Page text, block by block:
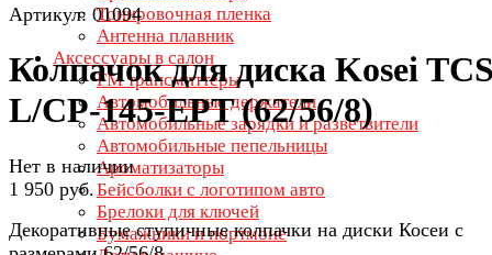
Тонировочная пленка
Антенна плавник
Аксессуары в салон
FM трансмиттеры
Автомобильные держатели
Автомобильные зарядки и разветвители
Автомобильные пепельницы
Ароматизаторы
Бейсболки с логотипом авто
Брелоки для ключей
Бумажники и портмоне
Артикул: 01094
Колпачок для диска Kosei
L/CP-145-EPT (62/56/8)
Нет в наличии
1 950 руб.
Декоративные ступичные колпачки на диски Косеи с